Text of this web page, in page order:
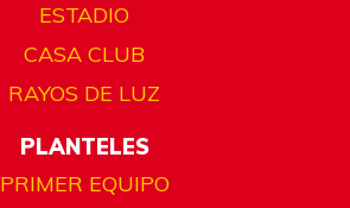
ESTADIO
CASA CLUB
RAYOS DE LUZ
PLANTELES
PRIMER EQUIPO